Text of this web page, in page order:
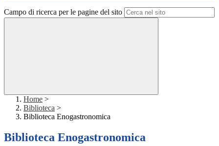
Campo di ricerca per le pagine del sito
Home >
Biblioteca >
Biblioteca Enogastronomica
Biblioteca Enogastronomica